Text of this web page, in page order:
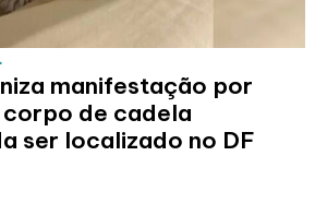
manifestação por
de cadela
ser localizado no DF